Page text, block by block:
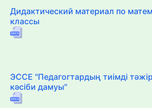
Дидактический материал по
классы
ЭССЕ "Педагогтардың тиімді
кәсіби дамуы"